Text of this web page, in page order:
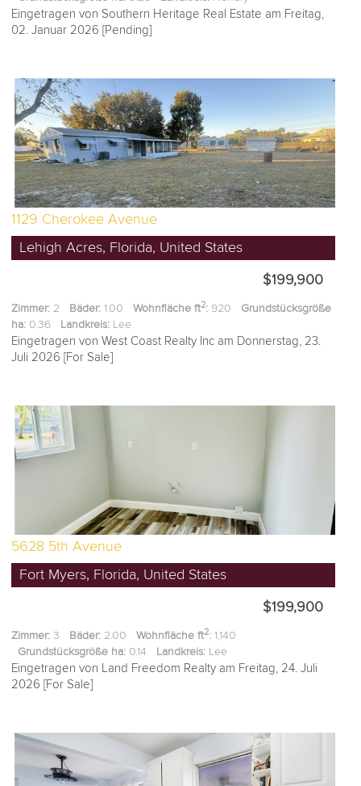
Eingetragen von Southern Heritage Real Estate am Freitag,
02. Januar 2026 [Pending]
1129 Cherokee Avenue
Lehigh Acres, Florida, United States
$199,900
Zimmer: 2 Bäder: 1.00Wohnfläche ft2: 920 Grundstücksgröße
ha: 0.36 Landkreis: Lee
Eingetragen von West Coast Realty Inc am Donnerstag, 23.
Juli 2026 [For Sale]
5628 5th Avenue
Fort Myers, Florida, United States
$199,900
Zimmer: 3 Bäder: 2.00Wohnfläche ft2: 1,140
Grundstücksgröße ha: 0.14 Landkreis: Lee
Eingetragen von Land Freedom Realty am Freitag, 24. Juli
2026 [For Sale]